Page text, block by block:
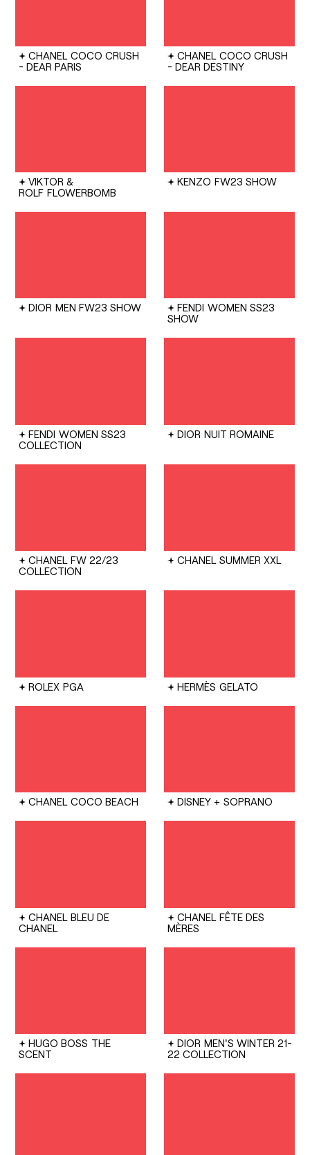
CHANEL COCO CRUSH
- DEAR PARIS
CHANEL COCO CRUSH
- DEAR DESTINY
VIKTOR &
ROLF FLOWERBOMB
KENZO FW23 SHOW
DIOR MEN FW23 SHOW FENDI WOMEN SS23
SHOW
FENDI WOMEN SS23
COLLECTION
DIOR NUIT ROMAINE
CHANEL FW 22/23
COLLECTION
CHANEL SUMMER XXL
ROLEX PGA HERMÈS GELATO
CHANEL COCO BEACH DISNEY + SOPRANO
CHANEL BLEU DE
CHANEL
CHANEL FÊTE DES
MÈRES
HUGO BOSS THE
SCENT
DIOR MEN'S WINTER 21-
22 COLLECTION